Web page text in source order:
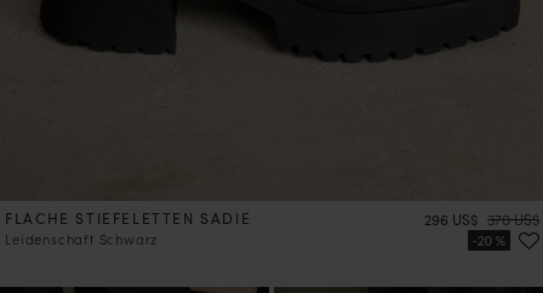
FLACHE STIEFELETTEN SADIE
Leidenschaft Schwarz
Preis
296 US$ Preis
370 US$